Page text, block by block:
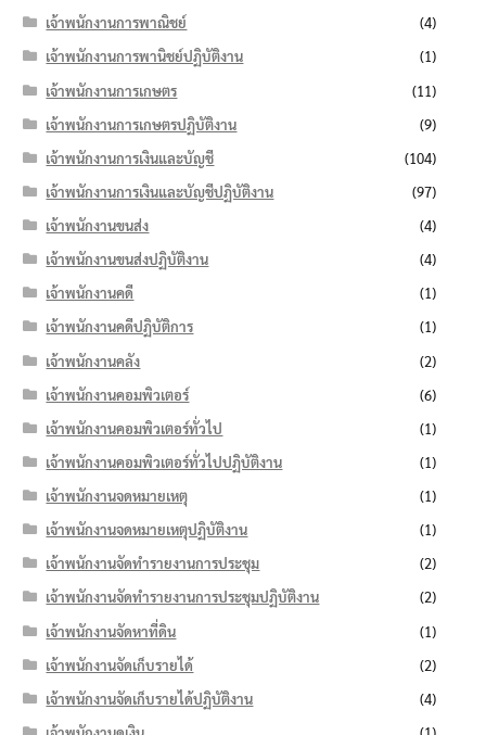
เจ้าพนักงานการพาณิชย์
(4)
เจ้าพนักงานการพานิชย์ปฏิบัติงาน
(1)
เจ้าพนักงานการเกษตร
(11)
เจ้าพนักงานการเกษตรปฏิบัติงาน
(9)
เจ้าพนักงานการเงินและบัญชี
(104)
เจ้าพนักงานการเงินและบัญชีปฏิบัติงาน
(97)
เจ้าพนักงานขนส่ง
(4)
เจ้าพนักงานขนส่งปฏิบัติงาน
(4)
เจ้าพนักงานคดี
(1)
เจ้าพนักงานคดีปฏิบัติการ
(1)
เจ้าพนักงานคลัง
(2)
เจ้าพนักงานคอมพิวเตอร์
(6)
เจ้าพนักงานคอมพิวเตอร์ทั่วไป
(1)
เจ้าพนักงานคอมพิวเตอร์ทั่วไปปฏิบัติงาน
(1)
เจ้าพนักงานจดหมายเหตุ
(1)
เจ้าพนักงานจดหมายเหตุปฏิบัติงาน
(1)
เจ้าพนักงานจัดทำรายงานการประชุม
(2)
เจ้าพนักงานจัดทำรายงานการประชุมปฏิบัติงาน
(2)
เจ้าพนักงานจัดหาที่ดิน
(1)
เจ้าพนักงานจัดเก็บรายได้
(2)
เจ้าพนักงานจัดเก็บรายได้ปฏิบัติงาน
(4)